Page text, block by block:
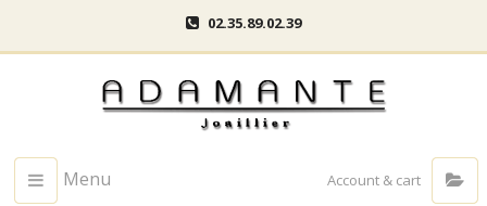
02.35.89.02.39
Menu Account & cart